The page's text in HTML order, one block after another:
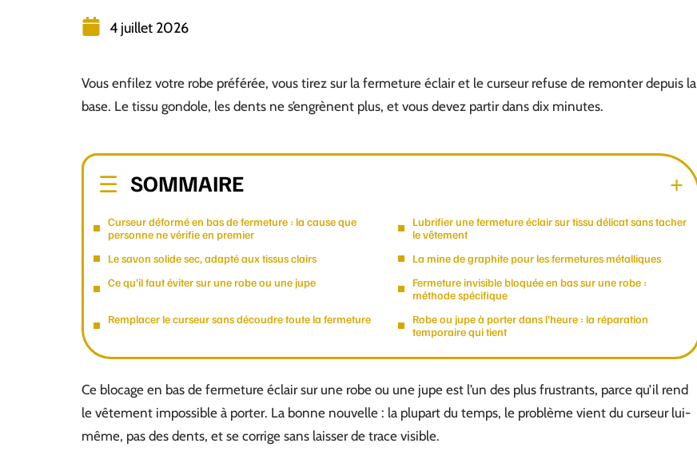
4 juillet 2026
Vous enfilez votre robe préférée, vous tirez sur la fermeture éclair et le curseur refuse de remonter depuis la
base. Le tissu gondole, les dents ne s’engrènent plus, et vous devez partir dans dix minutes.
SOMMAIRE
Curseur déformé en bas de fermeture : la cause que
personne ne vérifie en premier
Lubrifier une fermeture éclair sur tissu délicat sans tacher
le vêtement
Le savon solide sec, adapté aux tissus clairs
La mine de graphite pour les fermetures métalliques
Ce qu’il faut éviter sur une robe ou une jupe
Fermeture invisible bloquée en bas sur une robe :
méthode spécifique
Remplacer le curseur sans découdre toute la fermeture
Robe ou jupe à porter dans l’heure : la réparation
temporaire qui tient
Ce blocage en bas de fermeture éclair sur une robe ou une jupe est l’un des plus frustrants, parce qu’il rend
le vêtement impossible à porter. La bonne nouvelle : la plupart du temps, le problème vient du curseur lui-
même, pas des dents, et se corrige sans laisser de trace visible.